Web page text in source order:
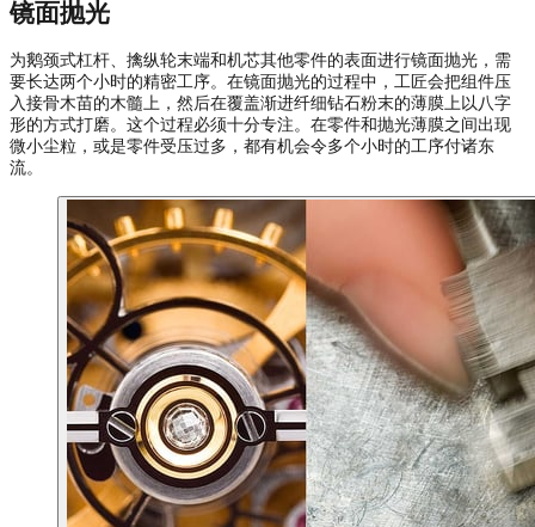
镜面抛光
为鹅颈式杠杆、擒纵轮末端和机芯其他零件的表面进行镜面抛光，需
要长达两个小时的精密工序。在镜面抛光的过程中，工匠会把组件压
入接骨木苗的木髓上，然后在覆盖渐进纤细钻石粉末的薄膜上以八字
形的方式打磨。这个过程必须十分专注。在零件和抛光薄膜之间出现
微小尘粒，或是零件受压过多，都有机会令多个小时的工序付诸东
流。